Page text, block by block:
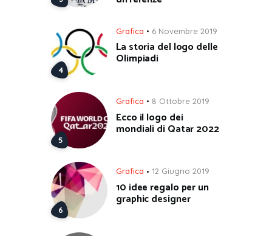
Grafica 6 Novembre 2019
La storia del logo delle
Olimpiadi
Grafica 8 Ottobre 2019
Ecco il logo dei
mondiali di Qatar 2022
Grafica 12 Giugno 2019
10 idee regalo per un
graphic designer